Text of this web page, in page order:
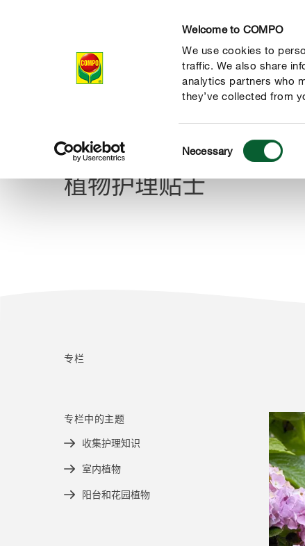
Welcome to COMPO
We use cookies to
traffic. We also share
analytics partners who
they’ve collected from
Selection
Necessary
全部产品
COMPO植物护理贴士
植物护理贴士
专栏
专栏中的主题
收集护理知识
室内植物
阳台和花园植物